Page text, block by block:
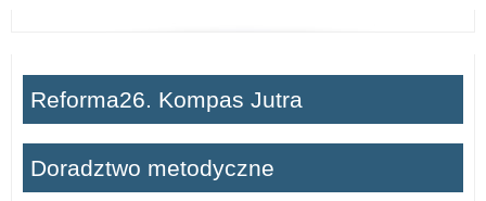
Reforma26. Kompas Jutra
Doradztwo metodyczne